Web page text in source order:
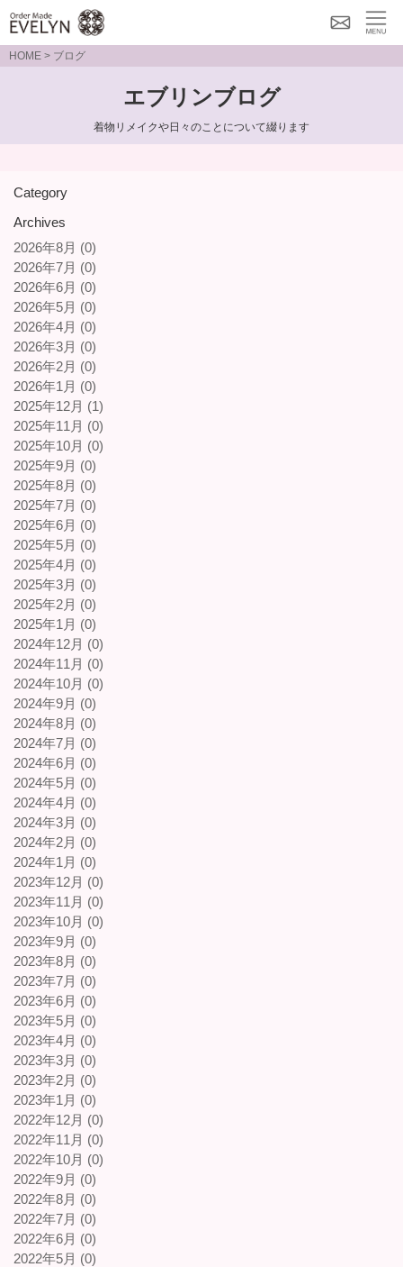
HOME > ブログ
エブリンブログ
着物リメイクや日々のことについて綴ります
Category
Archives
2026年8月 (0)
2026年7月 (0)
2026年6月 (0)
2026年5月 (0)
2026年4月 (0)
2026年3月 (0)
2026年2月 (0)
2026年1月 (0)
2025年12月 (1)
2025年11月 (0)
2025年10月 (0)
2025年9月 (0)
2025年8月 (0)
2025年7月 (0)
2025年6月 (0)
2025年5月 (0)
2025年4月 (0)
2025年3月 (0)
2025年2月 (0)
2025年1月 (0)
2024年12月 (0)
2024年11月 (0)
2024年10月 (0)
2024年9月 (0)
2024年8月 (0)
2024年7月 (0)
2024年6月 (0)
2024年5月 (0)
2024年4月 (0)
2024年3月 (0)
2024年2月 (0)
2024年1月 (0)
2023年12月 (0)
2023年11月 (0)
2023年10月 (0)
2023年9月 (0)
2023年8月 (0)
2023年7月 (0)
2023年6月 (0)
2023年5月 (0)
2023年4月 (0)
2023年3月 (0)
2023年2月 (0)
2023年1月 (0)
2022年12月 (0)
2022年11月 (0)
2022年10月 (0)
2022年9月 (0)
2022年8月 (0)
2022年7月 (0)
2022年6月 (0)
2022年5月 (0)